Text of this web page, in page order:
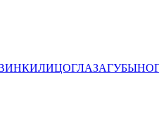
ЛИЦОГЛАЗАГУБЫ